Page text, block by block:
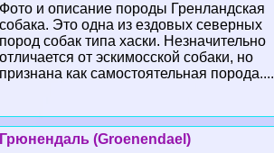
Фото и описание породы Гренландская
собака. Это одна из ездовых северных
пород собак типа хаски. Незначительно
отличается от эскимосской собаки, но
признана как самостоятельная порода....
Грюнендаль (Groenendael)